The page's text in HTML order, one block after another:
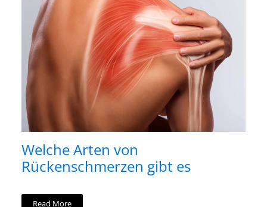
Welche Arten von
Rückenschmerzen gibt es
Read More